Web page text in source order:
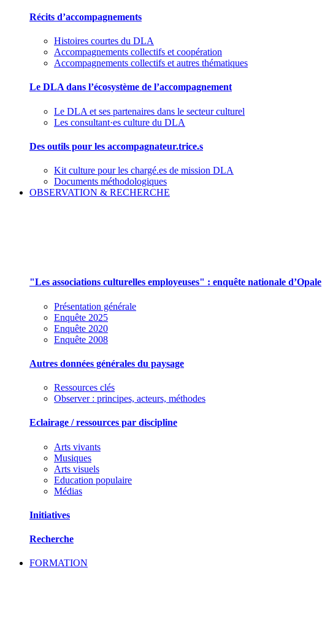
Récits d’accompagnements
Histoires courtes du DLA
Accompagnements collectifs et coopération
Accompagnements collectifs et autres thématiques
Le DLA dans l’écosystème de l’accompagnement
Le DLA et ses partenaires dans le secteur culturel
Les consultant·es culture du DLA
Des outils pour les accompagnateur.trice.s
Kit culture pour les chargé.es de mission DLA
Documents méthodologiques
OBSERVATION & RECHERCHE
"Les associations culturelles employeuses" : enquête nationale d’Opale
Présentation générale
Enquête 2025
Enquête 2020
Enquête 2008
Autres données générales du paysage
Ressources clés
Observer : principes, acteurs, méthodes
Eclairage / ressources par discipline
Arts vivants
Musiques
Arts visuels
Education populaire
Médias
Initiatives
Recherche
FORMATION